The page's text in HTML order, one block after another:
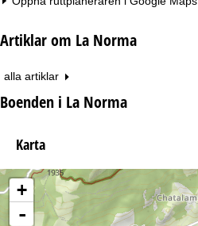
Artiklar om La Norma
alla artiklar
Boenden i La Norma
Karta
+
-